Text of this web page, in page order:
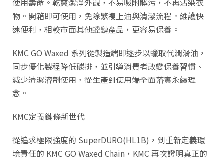
使用壽命。乾爽潔淨外觀，不易吸附髒污，不再沾染衣
物。開箱即可使用，免除繁複上油與清潔流程。維護快
速便利，相較市面其他蠟鏈產品，更容易保養。
KMC GO Waxed 系列從製造端即逐步以蠟取代潤滑油，
同步優化製程降低碳排，並引導消費者改變保養習慣、
減少清潔溶劑使用，從生產到使用端全面落實永續理
念。
KMC定義鏈條新世代
從追求極限強度的 SuperDURO(HL1B)，到重新定義環
境責任的 KMC GO Waxed Chain，KMC 再次證明真正的